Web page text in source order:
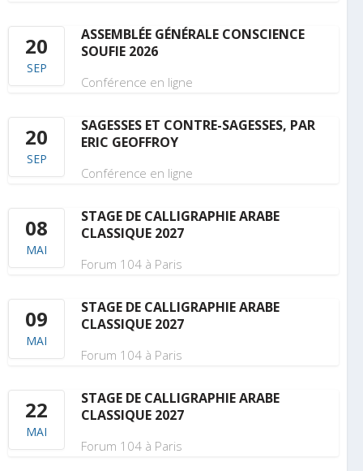
20
SEP
ASSEMBLÉE GÉNÉRALE CONSCIENCE
SOUFIE 2026
Conférence en ligne
20
SEP
SAGESSES ET CONTRE-SAGESSES, PAR
ERIC GEOFFROY
Conférence en ligne
08
MAI
STAGE DE CALLIGRAPHIE ARABE
CLASSIQUE 2027
Forum 104 à Paris
09
MAI
STAGE DE CALLIGRAPHIE ARABE
CLASSIQUE 2027
Forum 104 à Paris
22
MAI
STAGE DE CALLIGRAPHIE ARABE
CLASSIQUE 2027
Forum 104 à Paris